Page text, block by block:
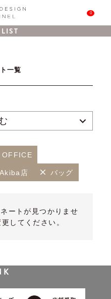
0
一覧
OFFICE
店 バッグ
ートが見つかりませ
してください。